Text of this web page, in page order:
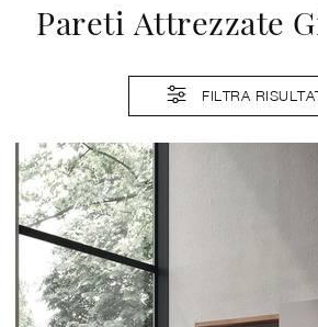
Pareti Attrezzate
FILTRA